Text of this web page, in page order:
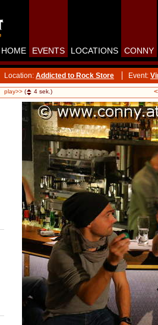
HOME EVENTS LOCATIONS CONNY
Location: Addicted to Rock Store Event:
play>> ( 4 sek.)